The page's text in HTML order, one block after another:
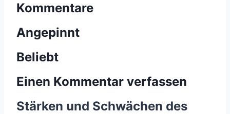
Kommentare
Angepinnt
Beliebt
Einen Kommentar verfassen
Stärken und Schwächen des